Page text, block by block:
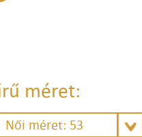
méret:
Női méret: 53